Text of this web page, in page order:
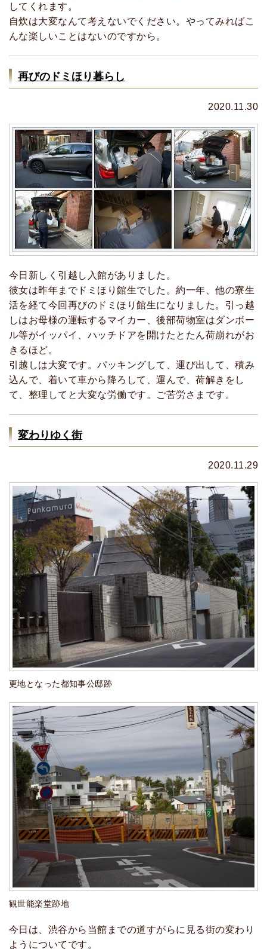
してくれます。
自炊は大変なんて考えないでください。やってみればこ
んな楽しいことはないのですから。
再びのドミほり暮らし
2020.11.30
今日新しく引越し入館がありました。
彼女は昨年までドミほり館生でした。約一年、他の寮生
活を経て今回再びのドミほり館生になりました。引っ越
しはお母様の運転するマイカー、後部荷物室はダンボー
ル等がイッパイ、ハッチドアを開けたとたん荷崩れがお
きるほど。
引越しは大変です。パッキングして、運び出して、積み
込んで、着いて車から降ろして、運んで、荷解きをし
て、整理してと大変な労働です。ご苦労さまです。
変わりゆく街
2020.11.29
更地となった都知事公邸跡
観世能楽堂跡地
今日は、渋谷から当館までの道すがらに見る街の変わり
ようについてです。